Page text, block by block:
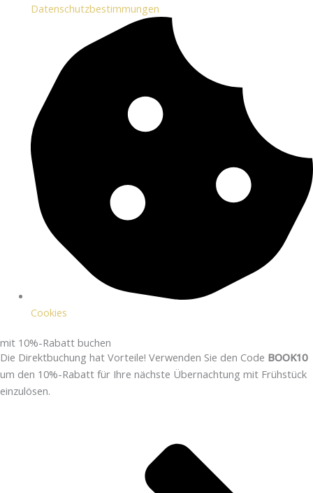
Datenschutzbestimmungen
Cookies
mit 10%-Rabatt buchen
Die Direktbuchung hat Vorteile! Verwenden Sie den Code BOOK10
um den 10%-Rabatt für Ihre nächste Übernachtung mit Frühstück
einzulösen.